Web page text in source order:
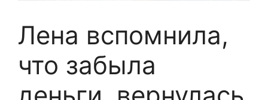
Лена вспомнила,
что забыла